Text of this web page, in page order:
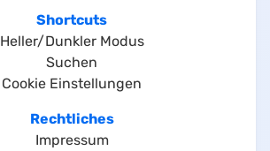
Shortcuts
Heller/Dunkler Modus
Suchen
Cookie Einstellungen
Rechtliches
Impressum